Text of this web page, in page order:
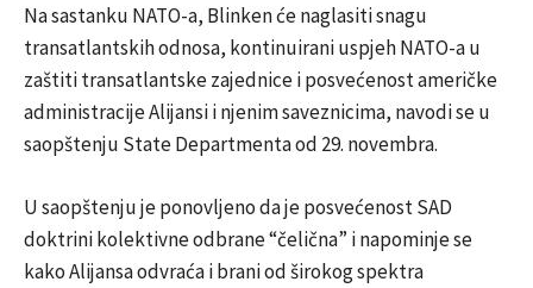
Na sastanku NATO-a, Blinken će naglasiti snagu
transatlantskih odnosa, kontinuirani uspjeh NATO-a u
zaštiti transatlantske zajednice i posvećenost američke
administracije Alijansi i njenim saveznicima, navodi se u
saopštenju State Departmenta od 29. novembra.
U saopštenju je ponovljeno da je posvećenost SAD
doktrini kolektivne odbrane “čelična” i napominje se
kako Alijansa odvraća i brani od širokog spektra